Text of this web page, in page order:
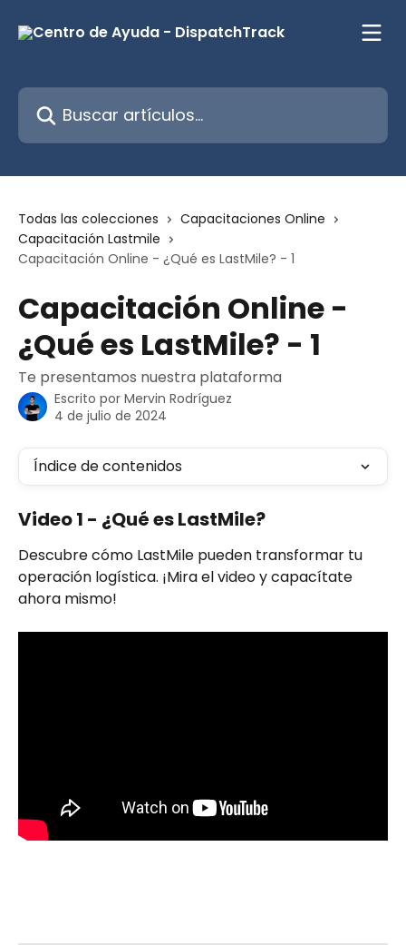
Buscar artículos...
Todas las colecciones
Capacitaciones Online
Capacitación Lastmile
Capacitación Online - ¿Qué es LastMile? - 1
Capacitación Online -
¿Qué es LastMile? - 1
Te presentamos nuestra plataforma
Escrito por Mervin Rodríguez
4 de julio de 2024
Índice de contenidos
Video 1 - ¿Qué es LastMile?
Descubre cómo LastMile pueden transformar tu
operación logística. ¡Mira el video y capacítate
ahora mismo!